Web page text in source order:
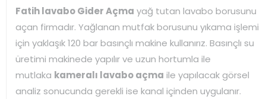
Fatih lavabo Gider Açma yağ tutan lavabo borusunu
açan firmadır. Yağlanan mutfak borusunu yıkama işlemi
için yaklaşık 120 bar basınçlı makine kullanırız. Basınçlı su
üretimi makinede yapılır ve uzun hortumla ile
mutlaka kameralı lavabo açma ile yapılacak görsel
analiz sonucunda gerekli ise kanal içinden uygulanır.